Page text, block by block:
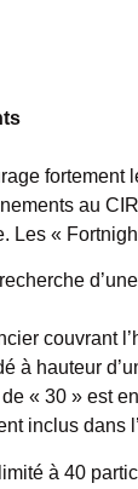
fortement
au
Les «
couvrant
à hauteur
« 30 » est
inclus dans
à 40